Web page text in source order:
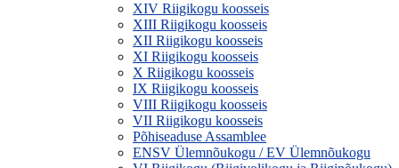
XIV Riigikogu koosseis
XIII Riigikogu koosseis
XII Riigikogu koosseis
XI Riigikogu koosseis
X Riigikogu koosseis
IX Riigikogu koosseis
VIII Riigikogu koosseis
VII Riigikogu koosseis
Põhiseaduse Assamblee
ENSV Ülemnõukogu / EV Ülemnõukogu